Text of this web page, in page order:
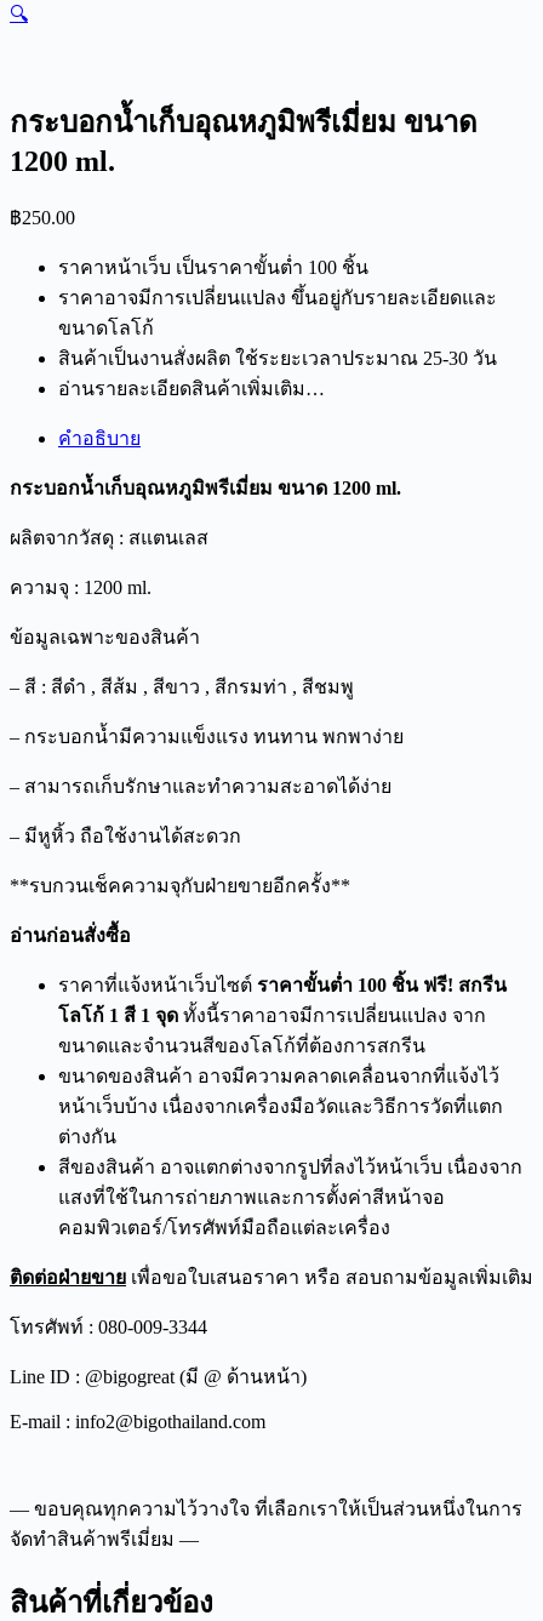
🔍
กระบอกน้ำเก็บอุณหภูมิพรีเมี่ยม ขนาด
1200 ml.
฿250.00
ราคาหน้าเว็บ เป็นราคาขั้นต่ำ 100 ชิ้น
ราคาอาจมีการเปลี่ยนแปลง ขึ้นอยู่กับรายละเอียดและ
ขนาดโลโก้
สินค้าเป็นงานสั่งผลิต ใช้ระยะเวลาประมาณ 25-30 วัน
อ่านรายละเอียดสินค้าเพิ่มเติม…
คำอธิบาย
กระบอกน้ำเก็บอุณหภูมิพรีเมี่ยม ขนาด 1200 ml.
ผลิตจากวัสดุ : สแตนเลส
ความจุ : 1200 ml.
ข้อมูลเฉพาะของสินค้า
– สี : สีดำ , สีส้ม , สีขาว , สีกรมท่า , สีชมพู
– กระบอกน้ำมีความแข็งแรง ทนทาน พกพาง่าย
– สามารถเก็บรักษาและทำความสะอาดได้ง่าย
– มีหูหิ้ว ถือใช้งานได้สะดวก
**รบกวนเช็คความจุกับฝ่ายขายอีกครั้ง**
อ่านก่อนสั่งซื้อ
ราคาที่แจ้งหน้าเว็บไซต์ ราคาขั้นต่ำ 100 ชิ้น ฟรี! สกรีน
โลโก้ 1 สี 1 จุด ทั้งนี้ราคาอาจมีการเปลี่ยนแปลง จาก
ขนาดและจำนวนสีของโลโก้ที่ต้องการสกรีน
ขนาดของสินค้า อาจมีความคลาดเคลื่อนจากที่แจ้งไว้
หน้าเว็บบ้าง เนื่องจากเครื่องมือวัดและวิธีการวัดที่แตก
ต่างกัน
สีของสินค้า อาจแตกต่างจากรูปที่ลงไว้หน้าเว็บ เนื่องจาก
แสงที่ใช้ในการถ่ายภาพและการตั้งค่าสีหน้าจอ
คอมพิวเตอร์/โทรศัพท์มือถือแต่ละเครื่อง
ติดต่อฝ่ายขาย เพื่อขอใบเสนอราคา หรือ สอบถามข้อมูลเพิ่มเติม
โทรศัพท์ : 080-009-3344
Line ID : @bigogreat (มี @ ด้านหน้า)
E-mail : info2@bigothailand.com
— ขอบคุณทุกความไว้วางใจ ที่เลือกเราให้เป็นส่วนหนึ่งในการ
จัดทำสินค้าพรีเมี่ยม —
สินค้าที่เกี่ยวข้อง